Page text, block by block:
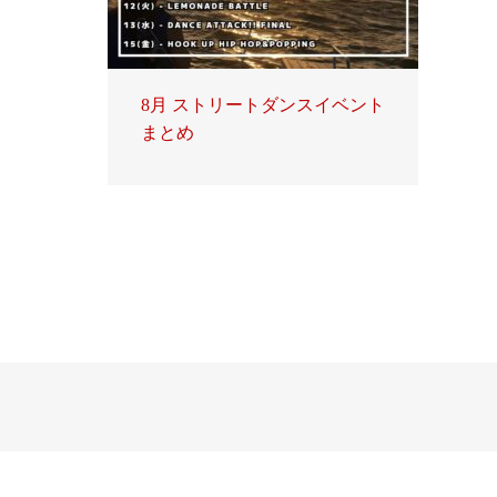
8月 ストリートダンスイベント
まとめ